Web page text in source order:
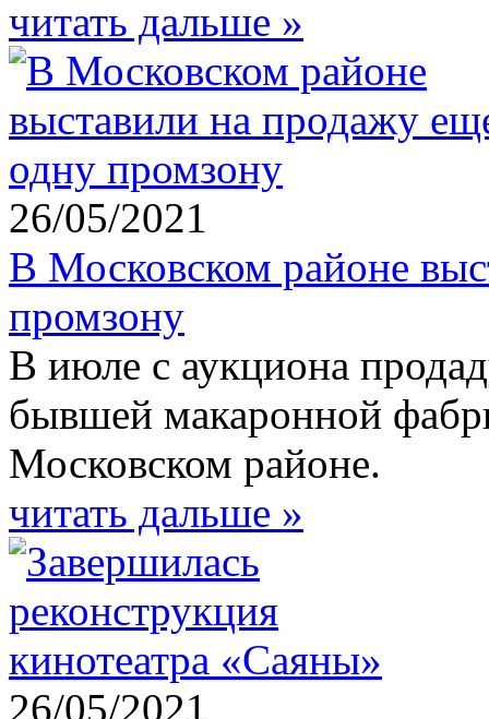
читать дальше »
26/05/2021
В Московском районе
промзону
В июле с аукциона
бывшей макаронной
Московском районе.
читать дальше »
26/05/2021